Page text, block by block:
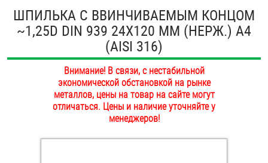
ОПТ
ПОКУПАТЕЛЯМ
ОПЛАТА И ДОСТАВКА
НАШИ МАГАЗИНЫ
Антивандальный крепёж, инструмент
ШПИЛЬКА C ВВИНЧИВАЕМЫМ КОНЦОМ
~1,25D DIN 939 24Х120 ММ (НЕРЖ.) A4
(AISI 316)
Внимание! В связи, с нестабильной
экономической обстановкой на рынке
металлов, цены на товар на сайте могут
отличаться. Цены и наличие уточняйте у
менеджеров!